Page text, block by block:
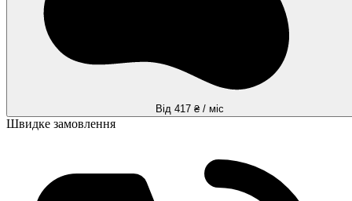
Від 417 ₴ / міс
Швидке замовлення